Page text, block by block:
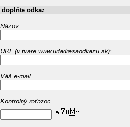
doplňte odkaz
Názov:
URL (v tvare www.urladresaodkazu.sk):
Váš e-mail
Kontrolný reťazec